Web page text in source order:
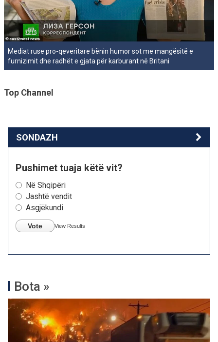
Mediat ruse pro-qeveritare bënin humor sot me mangësitë e
furnizimit dhe radhët e gjata për karburant në Britani
Top Channel
SONDAZH
Pushimet tuaja këtë vit?
Në Shqipëri
Jashtë vendit
Asgjëkundi
Vote View Results
Bota »